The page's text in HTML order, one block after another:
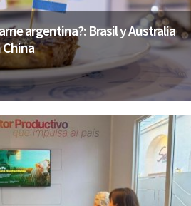
argentina?: Brasil y Australia